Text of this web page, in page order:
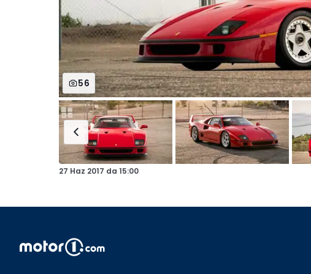
56
27 Haz 2017 da 15:00